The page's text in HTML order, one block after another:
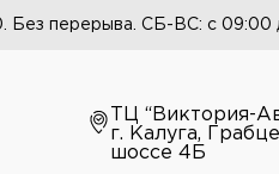
Без перерыва. СБ-ВС: с 09:00
ТЦ “Виктория-
г. Калуга,
шоссе 4Б